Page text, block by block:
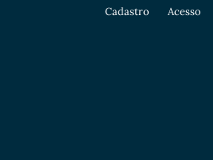
Cadastro Acesso